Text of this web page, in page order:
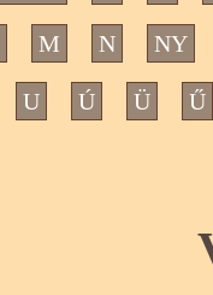
M N NY
U Ú Ü Ű